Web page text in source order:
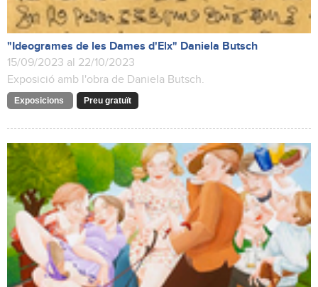
"Ideogrames de les Dames d'Elx" Daniela Butsch
15/09/2023 al 22/10/2023
Exposició amb l'obra de Daniela Butsch.
Exposicions Preu gratuït